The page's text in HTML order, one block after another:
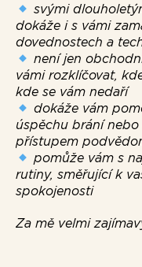
svými
dokáže i s vámi
dovednostech a
není jen
vámi rozklíčovat,
kde se vám nedaří
dokáže vám
úspěchu brání
přístupem
pomůže vám s
rutiny, směřující k
spokojenosti
Za mě velmi